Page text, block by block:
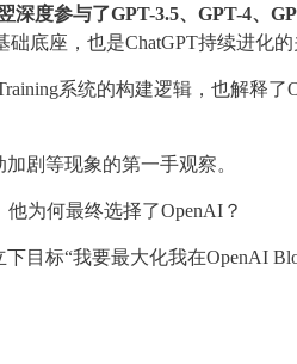
深度参与了GPT-3.5、GPT-4、
底座，也是ChatGPT持续进化的
系统的构建逻辑，也解释了
剧等现象的第一手观察。
为何最终选择了OpenAI？
目标“我要最大化我在OpenAI